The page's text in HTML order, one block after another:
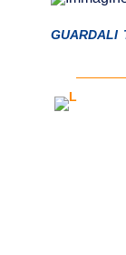
GUARDALI